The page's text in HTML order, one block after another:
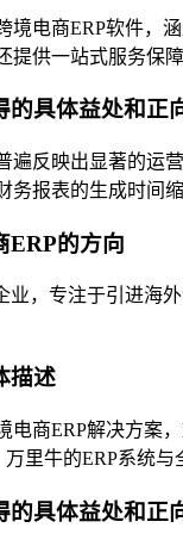
境电商ERP软件，
提供一站式服务保
具体益处和正
遍反映出显著的运
务报表的生成时间
ERP的方向
业，专注于引进海
描述
电商ERP解决方案
里牛的ERP系统
具体益处和正